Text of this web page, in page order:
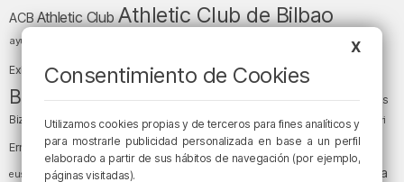
ACBAthletic ClubAthletic Club de Bilbao
ayuntamiento de Bilbao BEC (Bilbao
Exhibition Center) BilbaoBilbao Basket Bizkaia
Bizkaia y sus comarcas Copa del Rey cultura Cáritas
Bizkaia
Deusto Diócesis de Bilbao Egunon Bizkaia el tiempo Enkarterri
Ernesto Valverde Ertzaintza Euskadi (País Vasco)
euskera fiestas fútbol LaLiga
LaLiga
X
Consentimiento de Cookies
Utilizamos cookies propias y de terceros para fines analíticos y
para mostrarle publicidad personalizada en base a un perfil
elaborado a partir de sus hábitos de navegación (por ejemplo,
páginas visitadas).